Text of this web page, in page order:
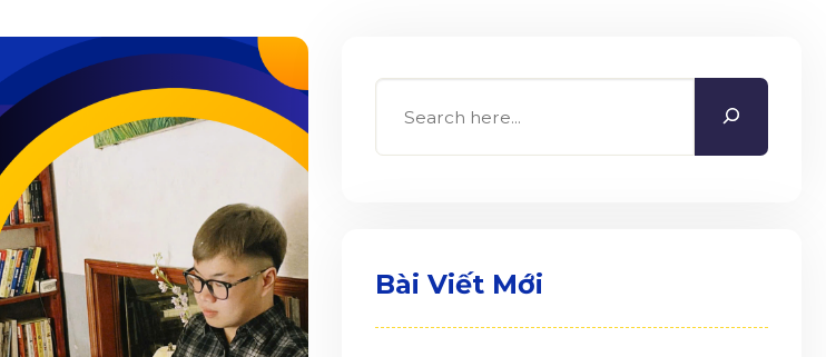
Search
Bài Viết Mới